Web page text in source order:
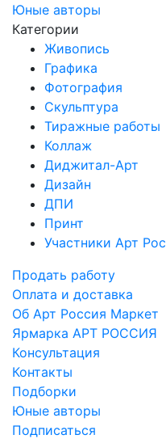
Юные авторы
Категории
Живопись
Графика
Фотография
Скульптура
Тиражные работы
Коллаж
Диджитал-Арт
Дизайн
ДПИ
Принт
Участники Арт
Продать работу
Оплата и доставка
Об Арт Россия Маркет
Ярмарка АРТ РОССИЯ
Консультация
Контакты
Подборки
Юные авторы
Подписаться